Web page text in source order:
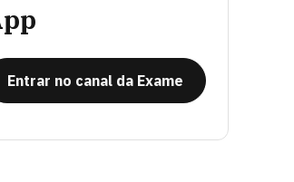
Entrar no canal da Exame